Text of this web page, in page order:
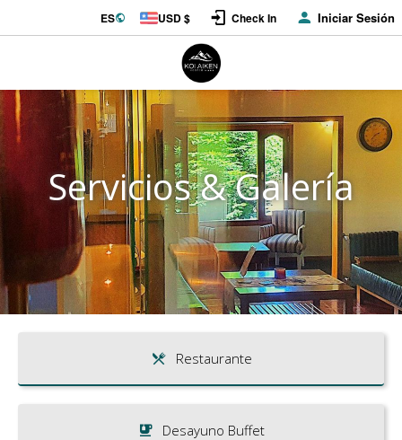
ES USD $ Check In Iniciar Sesión
Servicios & Galería
Restaurante
Desayuno Buffet